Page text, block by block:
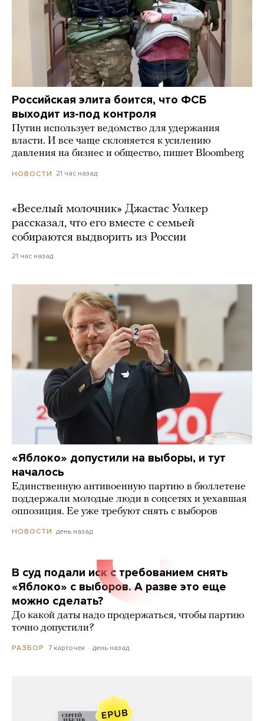
Российская элита боится, что ФСБ
выходит из-под контроля
Путин использует ведомство для удержания
власти. И все чаще склоняется к усилению
давления на бизнес и общество, пишет Bloomberg
НОВОСТИ 21 час назад
«Веселый молочник» Джастас Уолкер
рассказал, что его вместе с семьей
собираются выдворить из России
21 час назад
«Яблоко» допустили на выборы, и тут
началось
Единственную антивоенную партию в бюллетене
поддержали молодые люди в соцсетях и уехавшая
оппозиция. Ее уже требуют снять с выборов
НОВОСТИ день назад
В суд подали иск с требованием снять
«Яблоко» с выборов. А разве это еще
можно сделать?
До какой даты надо продержаться, чтобы партию
точно допустили?
РАЗБОР 7 карточек день назад